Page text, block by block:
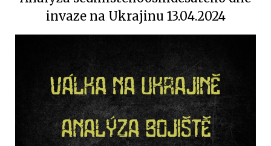
invaze na Ukrajinu 13.04.2024